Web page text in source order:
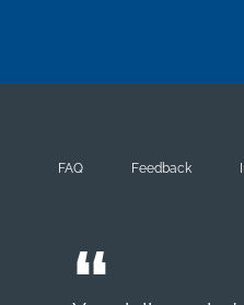
FAQ Feedback